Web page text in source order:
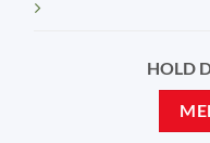
HOLD